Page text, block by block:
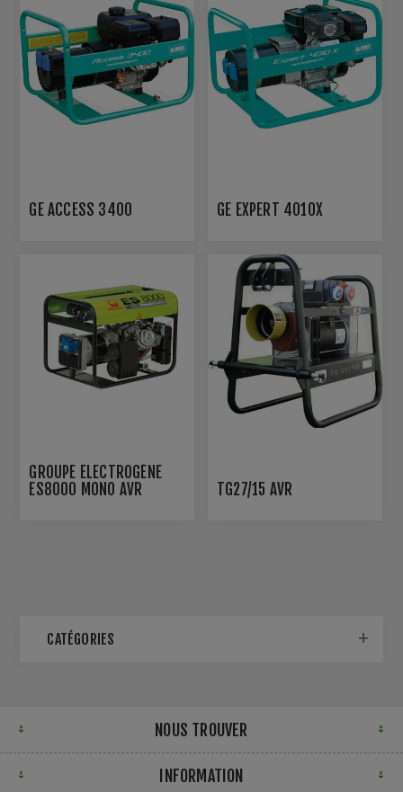
GE ACCESS 3400 GE EXPERT 4010X
GROUPE ÉLECTROGÈNE
ES8000 MONO AVR
TG27/15 AVR
CATÉGORIES
NOUS TROUVER
INFORMATION